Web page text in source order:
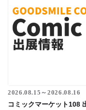
2026.08.15～2026.08.16
コミックマーケット108